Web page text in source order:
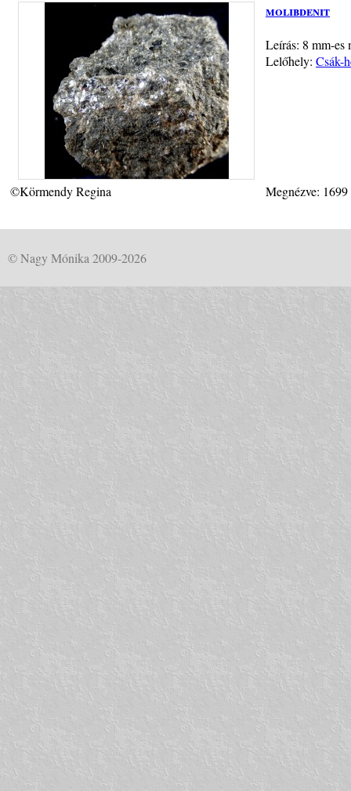
molibdenit
Leírás: 8 mm-es
Lelőhely: Csák-
©Körmendy Regina Megnézve:
© Nagy Mónika 2009-2026